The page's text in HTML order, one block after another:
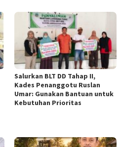
Salurkan BLT DD Tahap II,
Kades Penanggotu Ruslan
Umar: Gunakan Bantuan untuk
Kebutuhan Prioritas